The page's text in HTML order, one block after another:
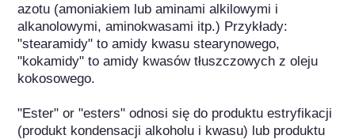
azotu (amoniakiem lub aminami alkilowymi i
alkanolowymi, aminokwasami itp.) Przykłady:
"stearamidy" to amidy kwasu stearynowego,
"kokamidy" to amidy kwasów tłuszczowych z oleju
kokosowego.
"Ester" or "esters" odnosi się do produktu estryfikacji
(produkt kondensacji alkoholu i kwasu) lub produktu